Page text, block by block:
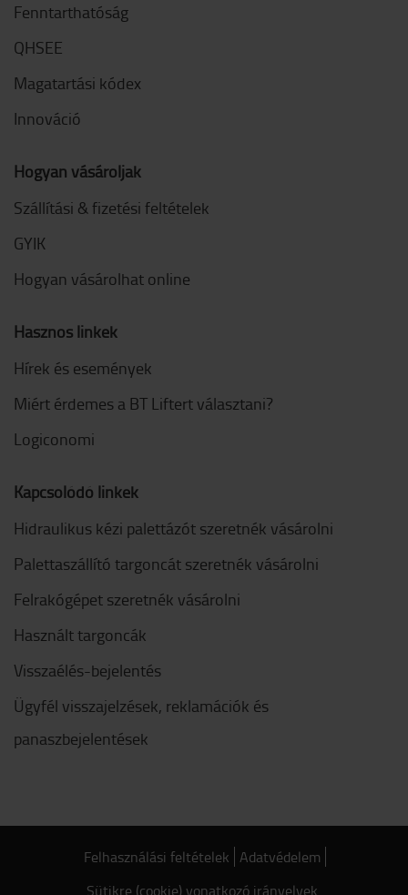
Fenntarthatóság
QHSEE
Magatartási kódex
Innováció
Hogyan vásároljak
Szállítási & fizetési feltételek
GYIK
Hogyan vásárolhat online
Hasznos linkek
Hírek és események
Miért érdemes a BT Liftert választani?
Logiconomi
Kapcsolódó linkek
Hidraulikus kézi palettázót szeretnék vásárolni
Palettaszállító targoncát szeretnék vásárolni
Felrakógépet szeretnék vásárolni
Használt targoncák
Visszaélés-bejelentés
Ügyfél visszajelzések, reklamációk és
panaszbejelentések
Felhasználási feltételek Adatvédelem
Sütikre (cookie) vonatkozó irányelvek